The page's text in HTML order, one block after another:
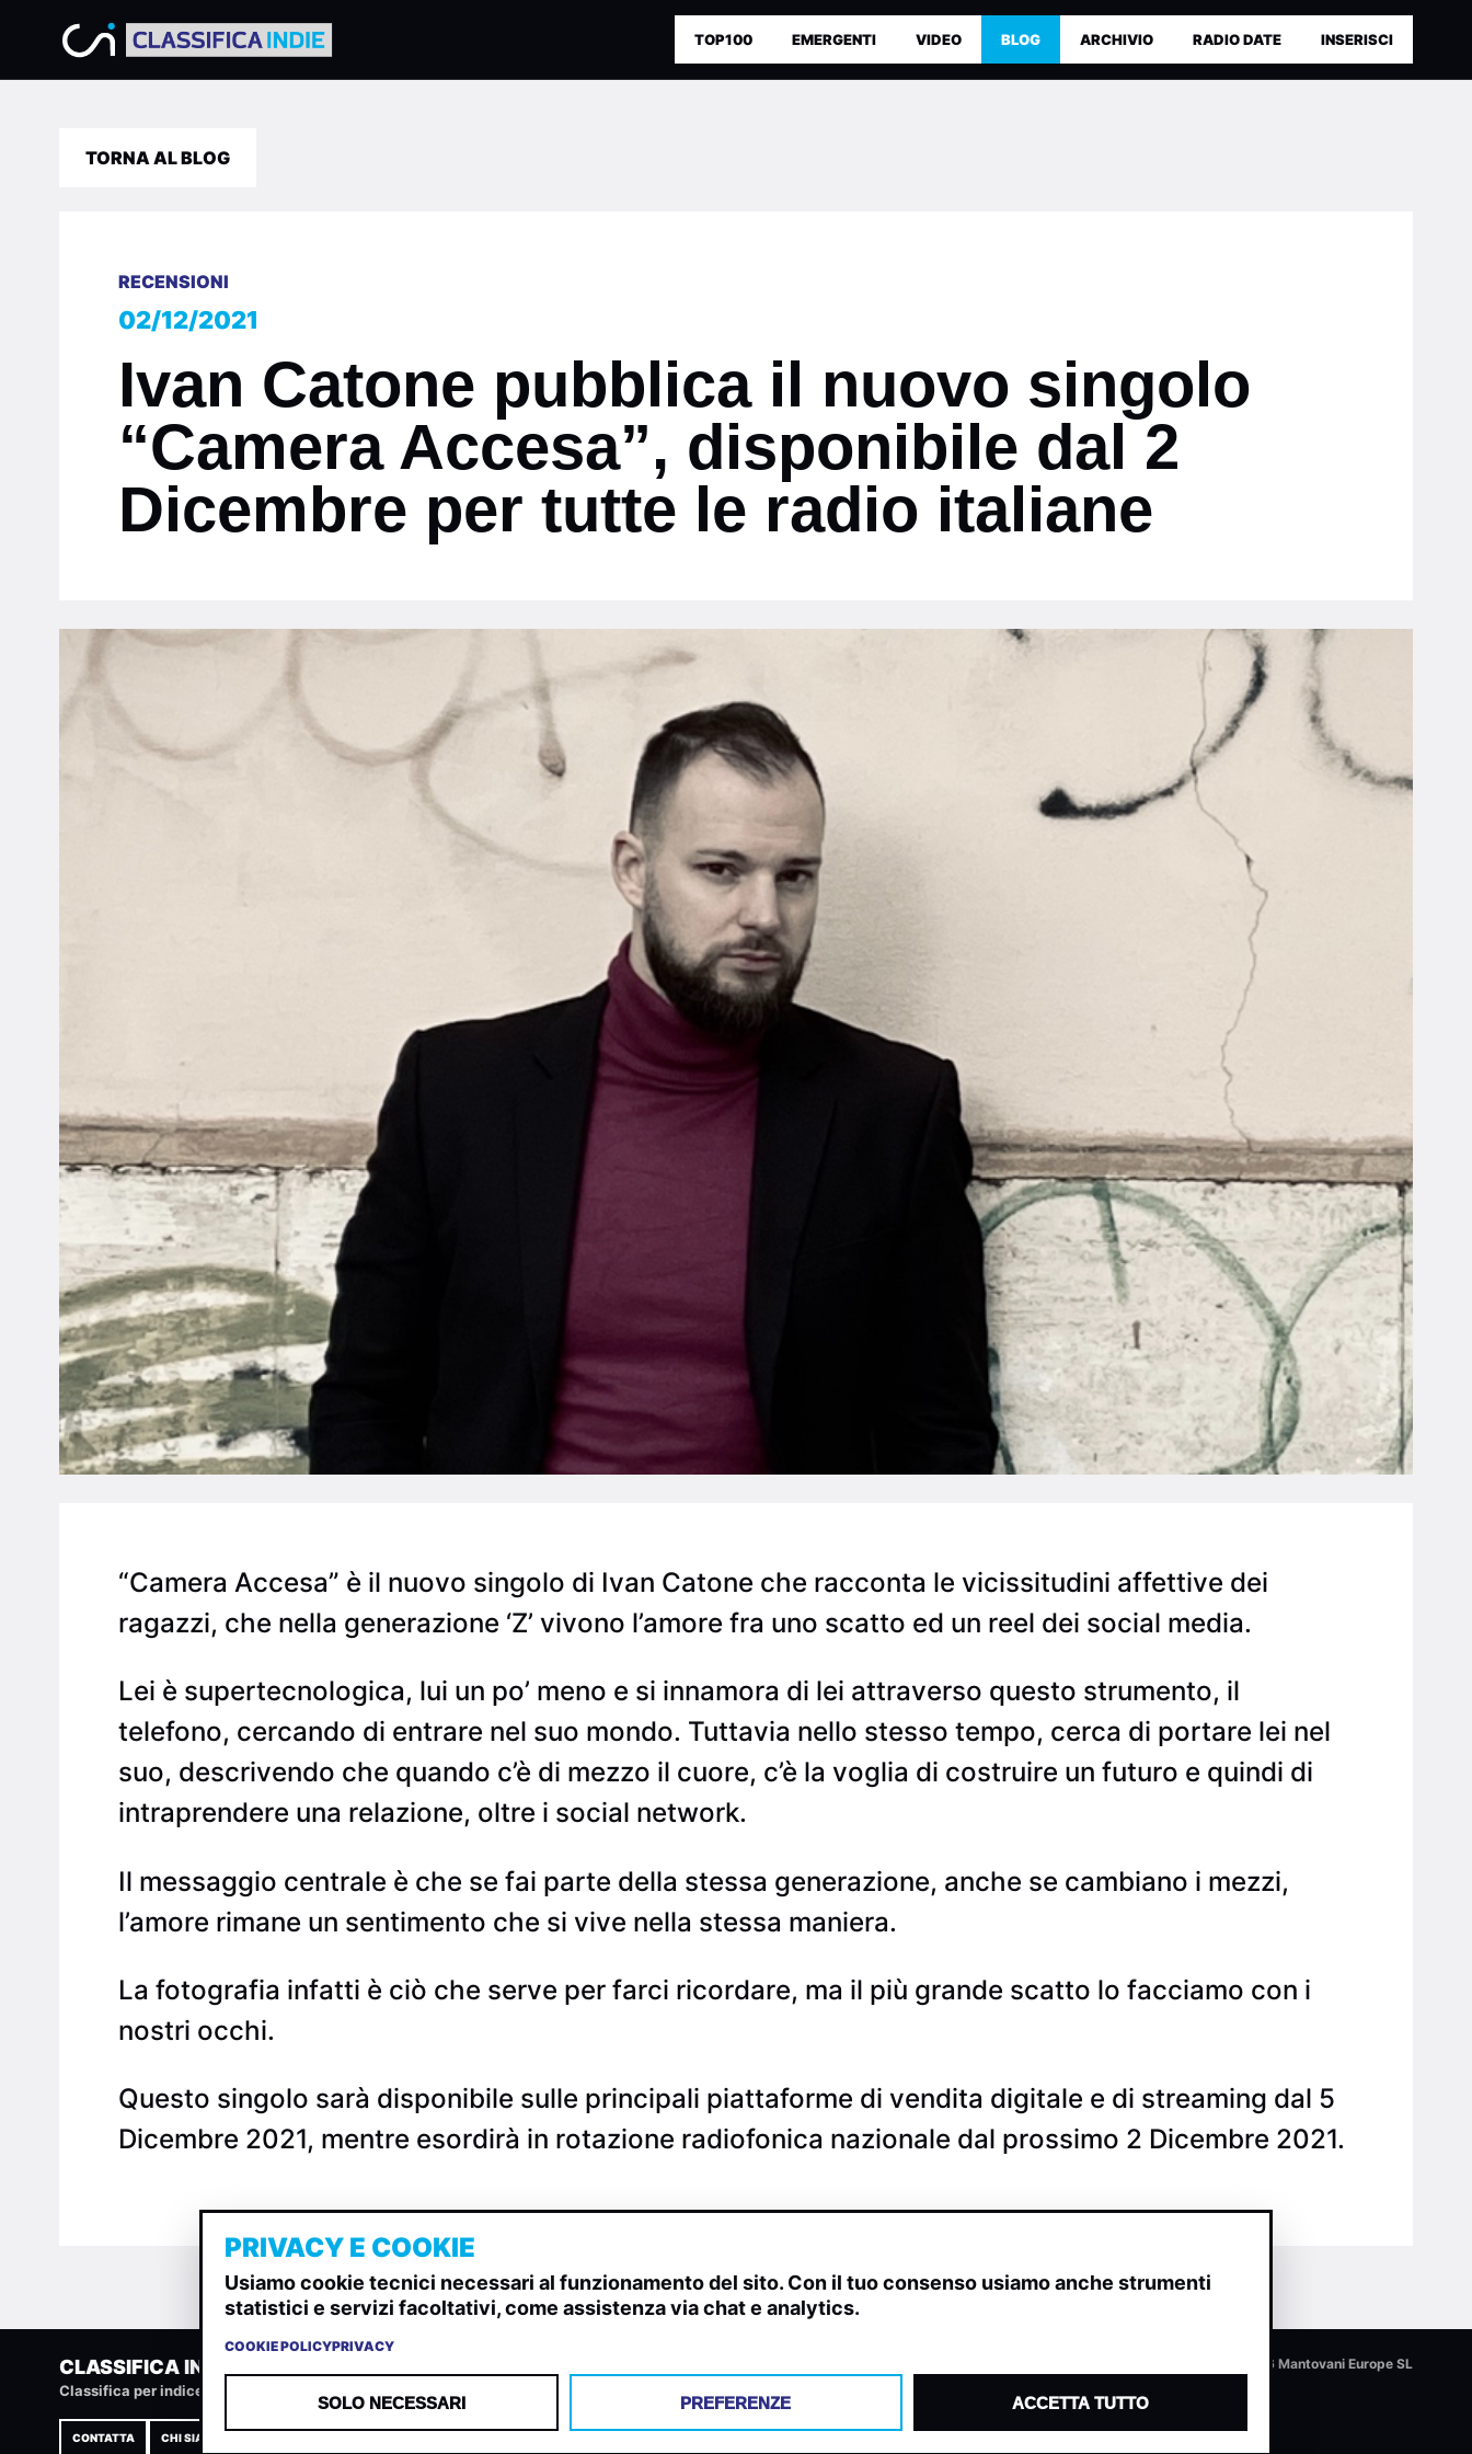
TOP100 EMERGENTI VIDEO BLOG ARCHIVIO RADIO DATE INSERISCI
TORNA AL BLOG
RECENSIONI
02/12/2021
Ivan Catone pubblica il nuovo singolo
“Camera Accesa”, disponibile dal 2
Dicembre per tutte le radio italiane
“Camera Accesa” è il nuovo singolo di Ivan Catone che racconta le vicissitudini affettive dei
ragazzi, che nella generazione ‘Z’ vivono l’amore fra uno scatto ed un reel dei social media.
Lei è supertecnologica, lui un po’ meno e si innamora di lei attraverso questo strumento, il
telefono, cercando di entrare nel suo mondo. Tuttavia nello stesso tempo, cerca di portare lei nel
suo, descrivendo che quando c’è di mezzo il cuore, c’è la voglia di costruire un futuro e quindi di
intraprendere una relazione, oltre i social network.
Il messaggio centrale è che se fai parte della stessa generazione, anche se cambiano i mezzi,
l’amore rimane un sentimento che si vive nella stessa maniera.
La fotografia infatti è ciò che serve per farci ricordare, ma il più grande scatto lo facciamo con i
nostri occhi.
Questo singolo sarà disponibile sulle principali piattaforme di vendita digitale e di streaming dal 5
Dicembre 2021, mentre esordirà in rotazione radiofonica nazionale dal prossimo 2 Dicembre 2021.
CLASSIFICA INDIE
Classifica per indice di gradimento generata dall analisi di uscite, streaming web e rilevamenti radio.
CONTATTA CHI SIAMO
© 2026 Mantovani Europe SL
PRIVACY E COOKIE
Usiamo cookie tecnici necessari al funzionamento del sito. Con il tuo consenso usiamo anche strumenti
statistici e servizi facoltativi, come assistenza via chat e analytics.
COOKIE POLICYPRIVACY
SOLO NECESSARI PREFERENZE ACCETTA TUTTO